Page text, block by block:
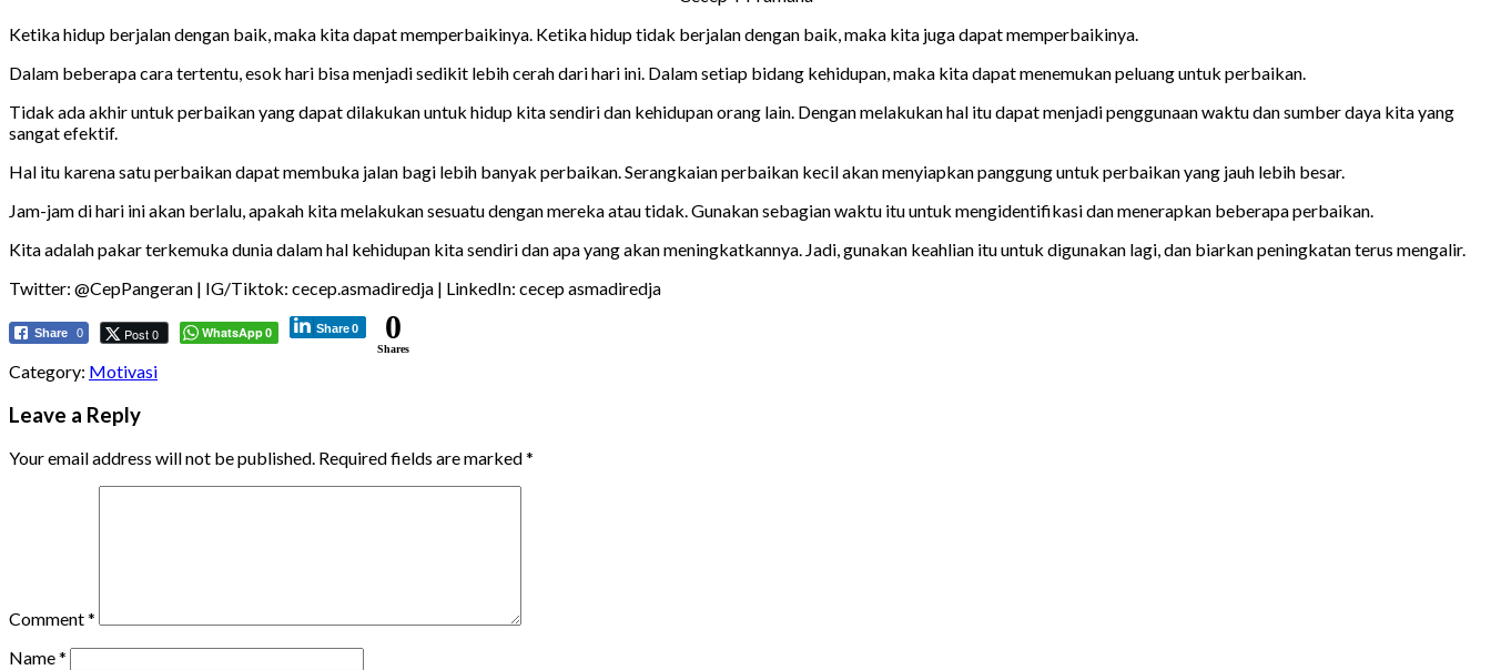
Ketika hidup berjalan dengan baik, maka kita dapat memperbaikinya. Ketika hidup tidak berjalan dengan baik, maka kita juga dapat memperbaikinya.
Dalam beberapa cara tertentu, esok hari bisa menjadi sedikit lebih cerah dari hari ini. Dalam setiap bidang kehidupan, maka kita dapat menemukan peluang untuk perbaikan.
Tidak ada akhir untuk perbaikan yang dapat dilakukan untuk hidup kita sendiri dan kehidupan orang lain. Dengan melakukan hal itu dapat menjadi penggunaan waktu dan sumber daya kita yang
sangat efektif.
Hal itu karena satu perbaikan dapat membuka jalan bagi lebih banyak perbaikan. Serangkaian perbaikan kecil akan menyiapkan panggung untuk perbaikan yang jauh lebih besar.
Jam-jam di hari ini akan berlalu, apakah kita melakukan sesuatu dengan mereka atau tidak. Gunakan sebagian waktu itu untuk mengidentifikasi dan menerapkan beberapa perbaikan.
Kita adalah pakar terkemuka dunia dalam hal kehidupan kita sendiri dan apa yang akan meningkatkannya. Jadi, gunakan keahlian itu untuk digunakan lagi, dan biarkan peningkatan terus mengalir.
Twitter: @CepPangeran | IG/Tiktok: cecep.asmadiredja | LinkedIn: cecep asmadiredja
Share 0 Post 0 WhatsApp0 Share0 0
Shares
Category: Motivasi
Leave a Reply
Your email address will not be published. Required fields are marked*
Comment*
Name*